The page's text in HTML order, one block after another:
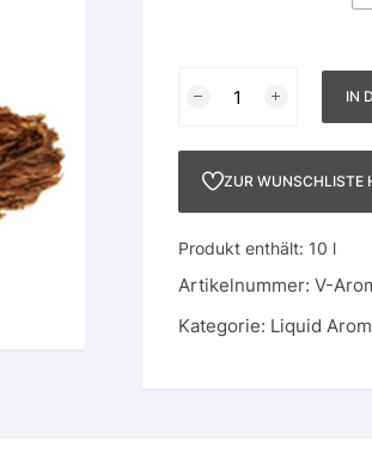
Tabac
IN
ZUR WUNSCHLISTE
Produkt enthält: 10 l
Artikelnummer: V-
Kategorie: Liquid